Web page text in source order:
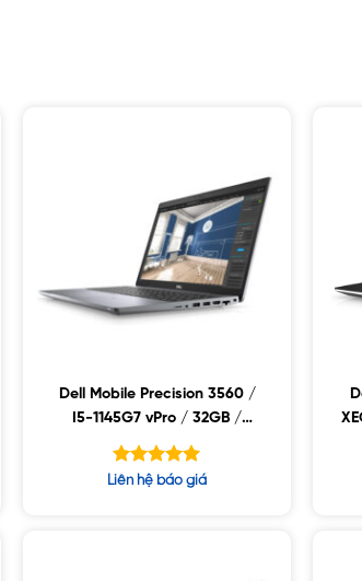
Dell Mobile Precision 3560 /
I5-1145G7 vPro / 32GB /
512GB SSD / NVIDIA T500
2GB / 15.6 FHD / WIN10
Được xếp
Liên hệ báo giá